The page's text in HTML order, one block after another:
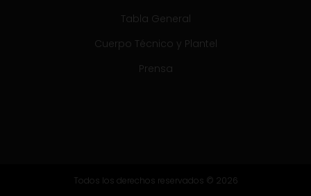
Tabla General
Cuerpo Técnico y Plantel
Prensa
Todos los derechos reservados © 2026